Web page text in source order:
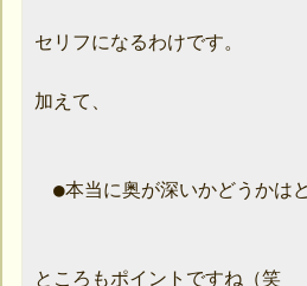
セリフになるわけです。
加えて、
●本当に奥が深いかどうかは
ところもポイントですね（笑